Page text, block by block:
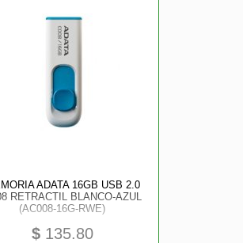
ADATA 16GB USB 2.0
RETRACTIL BLANCO-AZUL
(AC008-16G-RWE)
$ 135.80